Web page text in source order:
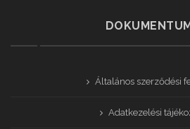
Általános szerződési
Adatkezelési